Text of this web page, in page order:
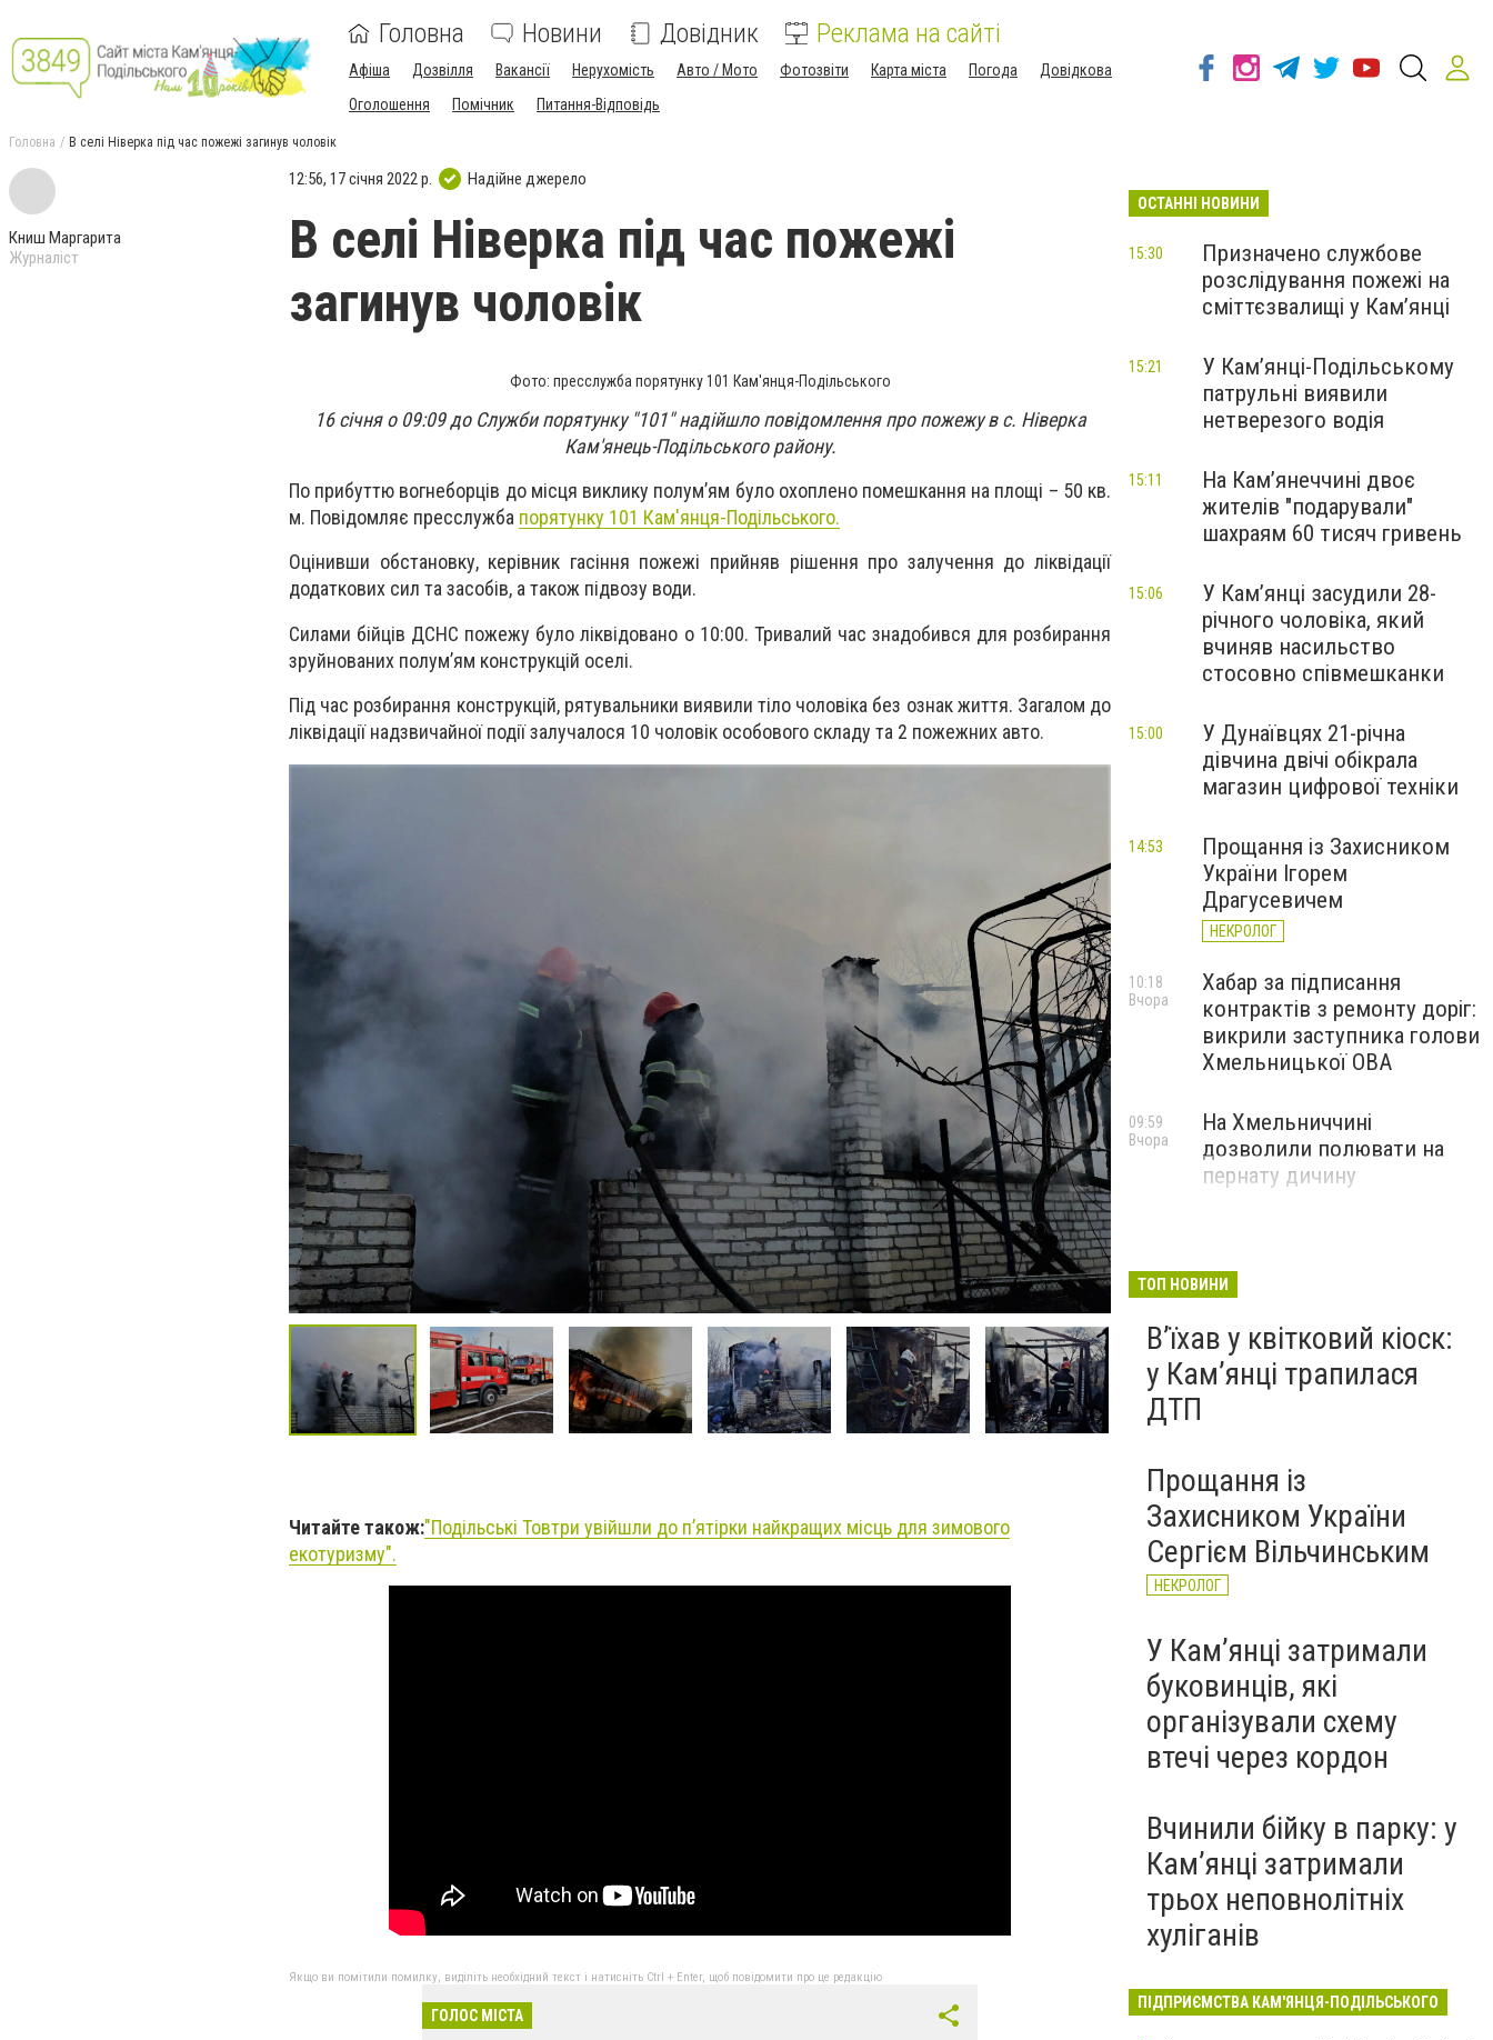
Головна Новини Довідник Реклама на сайті
Афіша Дозвілля Вакансії Нерухомість Авто / Мото Фотозвіти Карта міста Погода
Довідкова
Оголошення
Помічник Питання-Відповідь
Головна В селі Ніверка під час пожежі загинув чоловік
Книш Маргарита
Журналіст
12:56, 17 січня 2022 р. Надійне джерело
В селі Ніверка під час пожежі
загинув чоловік
Фото: пресслужба порятунку 101 Кам'янця-Подільського
16 січня о 09:09 до Служби порятунку "101" надійшло повідомлення про пожежу в с. Ніверка
Кам'янець-Подільського району.
По прибуттю вогнеборців до місця виклику полум’ям було охоплено помешкання на площі – 50 кв.
м. Повідомляє пресслужба порятунку 101 Кам'янця-Подільського.
Оцінивши обстановку, керівник гасіння пожежі прийняв рішення про залучення до ліквідації
додаткових сил та засобів, а також підвозу води.
Силами бійців ДСНС пожежу було ліквідовано о 10:00. Тривалий час знадобився для розбирання
зруйнованих полум’ям конструкцій оселі.
Під час розбирання конструкцій, рятувальники виявили тіло чоловіка без ознак життя. Загалом до
ліквідації надзвичайної події залучалося 10 чоловік особового складу та 2 пожежних авто.
Читайте також:"Подільські Товтри увійшли до п’ятірки найкращих місць для зимового
екотуризму".
Якщо ви помітили помилку, виділіть необхідний текст і натисніть Ctrl + Enter, щоб повідомити про це редакцію
ГОЛОС МІСТА
ОСТАННІ НОВИНИ
Призначено службове
розслідування пожежі на
сміттєзвалищі у Кам’янці
15:30
У Кам’янці-Подільському
патрульні виявили
нетверезого водія
15:21
На Камʼянеччині двоє
жителів "подарували"
шахраям 60 тисяч гривень
15:11
У Камʼянці засудили 28-
річного чоловіка, який
вчиняв насильство
стосовно співмешканки
15:06
У Дунаївцях 21-річна
дівчина двічі обікрала
магазин цифрової техніки
15:00
Прощання із Захисником
України Ігорем
Драгусевичем
НЕКРОЛОГ
14:53
Хабар за підписання
контрактів з ремонту доріг:
викрили заступника голови
Хмельницької ОВА
10:18
Вчора
На Хмельниччині
дозволили полювати на
пернату дичину
09:59
Вчора
ТОП НОВИНИ
Вʼїхав у квітковий кіоск:
у Камʼянці трапилася
ДТП
Прощання із
Захисником України
Сергієм Вільчинським
НЕКРОЛОГ
У Кам’янці затримали
буковинців, які
організували схему
втечі через кордон
Вчинили бійку в парку: у
Кам’янці затримали
трьох неповнолітніх
хуліганів
ПІДПРИЄМСТВА КАМ'ЯНЦЯ-ПОДІЛЬСЬКОГО